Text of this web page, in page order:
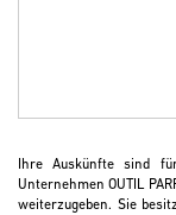
Ihre Auskünfte sind
Unternehmen OUTIL
weiterzugeben. Sie